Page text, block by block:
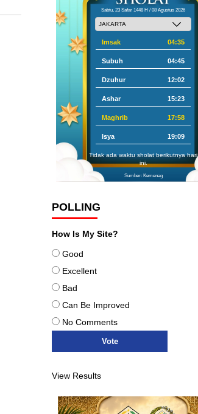
Sabtu, 23 Safar 1448 H / 08 Agustus 2026
Imsak 04:35
Subuh 04:45
Dzuhur 12:02
Ashar 15:23
Maghrib 17:58
Isya 19:09
Tidak ada waktu sholat berikutnya hari
ini.
Sumber: Kemenag
POLLING
How Is My Site?
Good
Excellent
Bad
Can Be Improved
No Comments
View Results